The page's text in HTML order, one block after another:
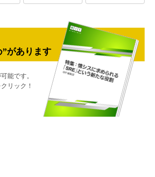
Test & Tools
ブログ
があります
能です。
リック！